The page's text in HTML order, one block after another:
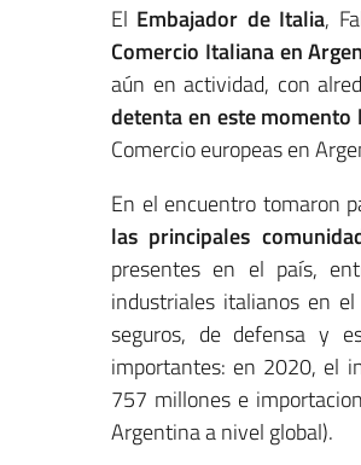
El Embajador de Italia,
Comercio Italiana en
aún en actividad, con
detenta en este
Comercio europeas en
En el encuentro tomaron
las principales
presentes en el país,
industriales italianos en
seguros, de defensa y
importantes: en 2020, el
757 millones e
Argentina a nivel global).